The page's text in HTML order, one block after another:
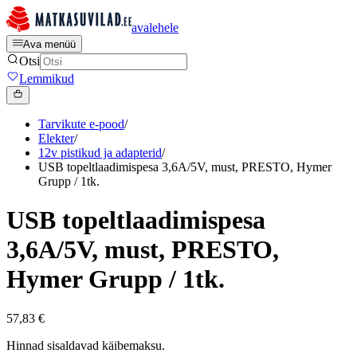
avalehele
Ava menüü
Otsi
Lemmikud
Tarvikute e-pood/
Elekter/
12v pistikud ja adapterid/
USB topeltlaadimispesa 3,6A/5V, must, PRESTO, Hymer
Grupp / 1tk.
USB topeltlaadimispesa
3,6A/5V, must, PRESTO,
Hymer Grupp / 1tk.
57,83 €
Hinnad sisaldavad käibemaksu.